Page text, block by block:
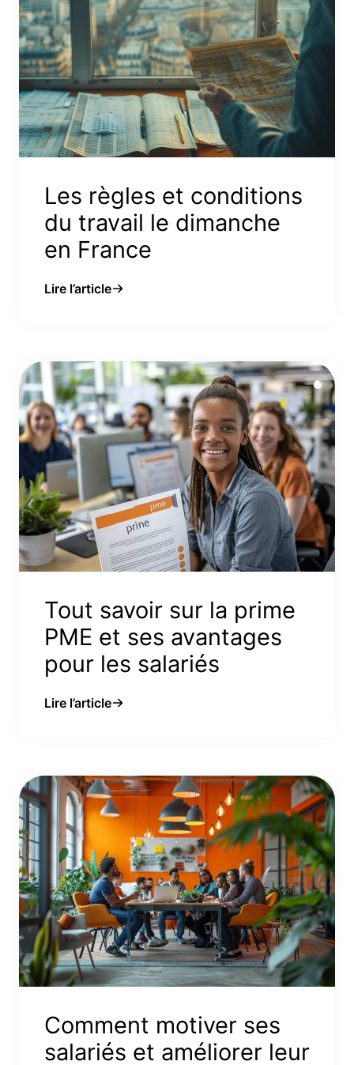
Les règles et conditions
du travail le dimanche
en France
Lire l’article
Tout savoir sur la prime
PME et ses avantages
pour les salariés
Lire l’article
Comment motiver ses
salariés et améliorer leur